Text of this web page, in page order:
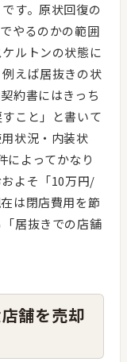
す。原状回復の
やるのかの範囲
ルトンの状態に
えば居抜きの状
約書にはきっち
こと」と書いて
状況・内装状
によってかなり
よそ「10万円/
は閉店費用を節
居抜きでの店舗
舗を売却